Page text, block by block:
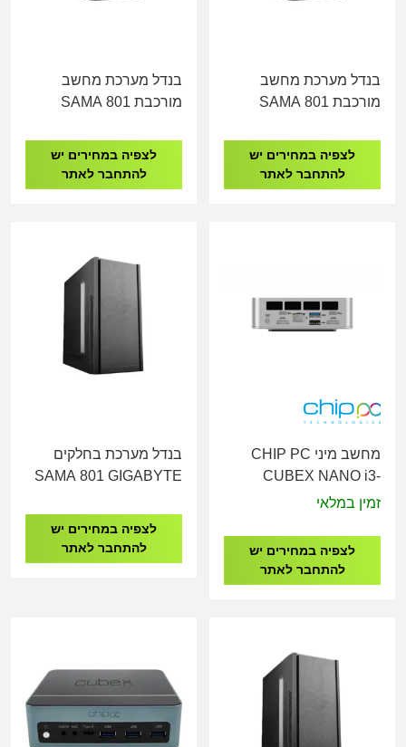
בנדל מערכת מחשב
מורכבת SAMA 801
10400 16GB DDR4
512GB NVME
לצפיה במחירים יש
להתחבר לאתר
בנדל מערכת מחשב
מורכבת SAMA 801
10500 8GB DDR4
512GB NVME
לצפיה במחירים יש
להתחבר לאתר
מחשב מיני CHIP PC
CUBEX NANO i3-
1215U/16GB/512G/WI11PRO
זמין במלאי
לצפיה במחירים יש
להתחבר לאתר
בנדל מערכת בחלקים
SAMA 801 GIGABYTE
DDR4 1TB NVME
לצפיה במחירים יש
להתחבר לאתר